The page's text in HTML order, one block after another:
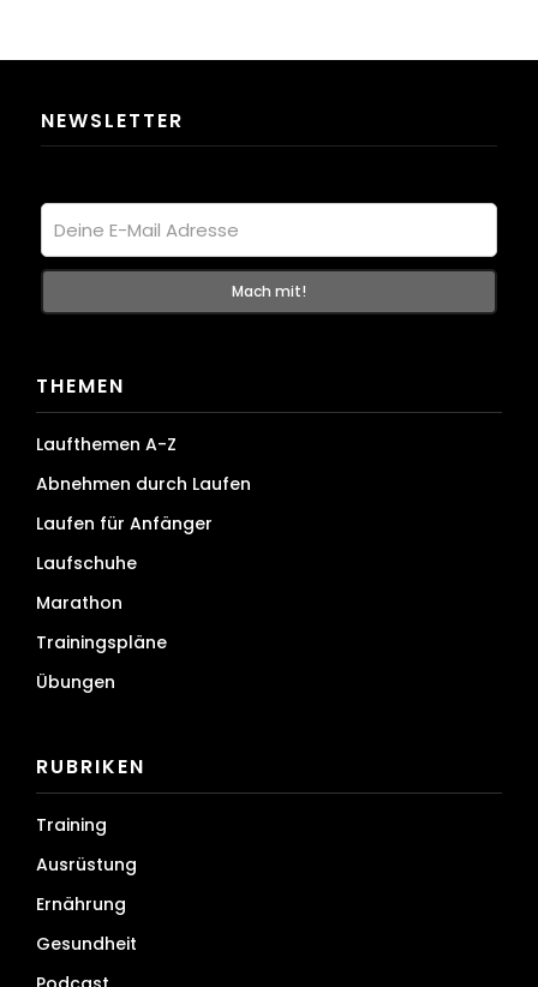
NEWSLETTER
THEMEN
Laufthemen A-Z
Abnehmen durch Laufen
Laufen für Anfänger
Laufschuhe
Marathon
Trainingspläne
Übungen
RUBRIKEN
Training
Ausrüstung
Ernährung
Gesundheit